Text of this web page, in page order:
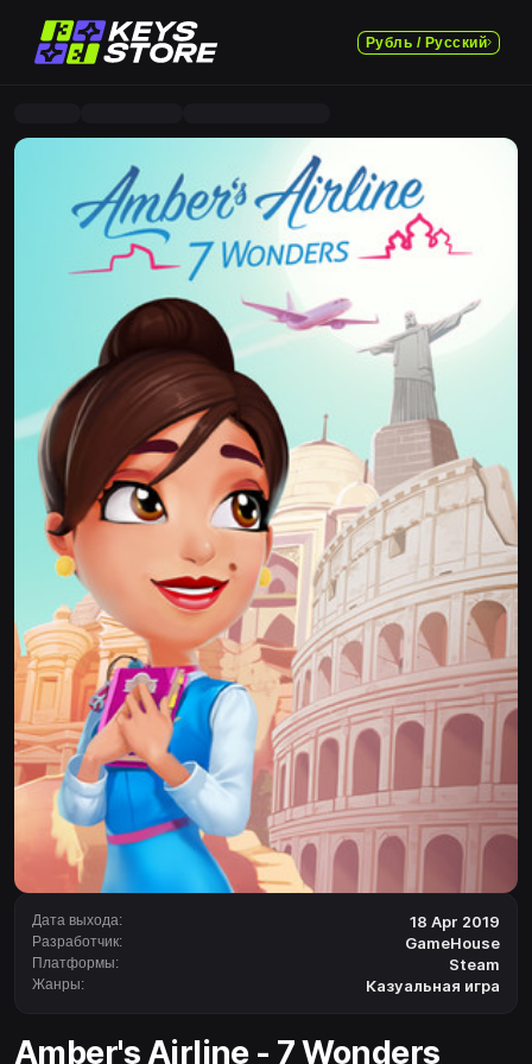
Рубль / Русский
Дата выхода: 18 Apr 2019
Разработчик: GameHouse
Платформы: Steam
Жанры: Казуальная игра
Amber's Airline - 7 Wonders